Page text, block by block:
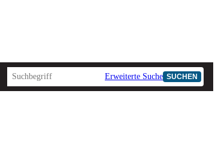
Erweiterte Suche SUCHEN